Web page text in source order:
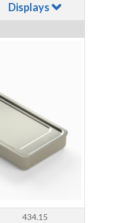
Displays
434.15